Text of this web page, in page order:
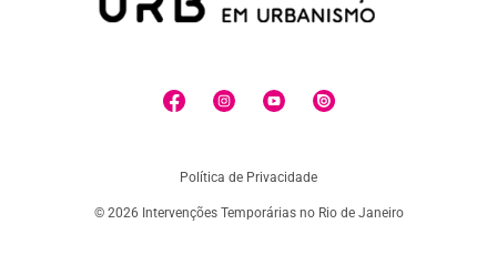
Política de Privacidade
© 2026 Intervenções Temporárias no Rio de Janeiro